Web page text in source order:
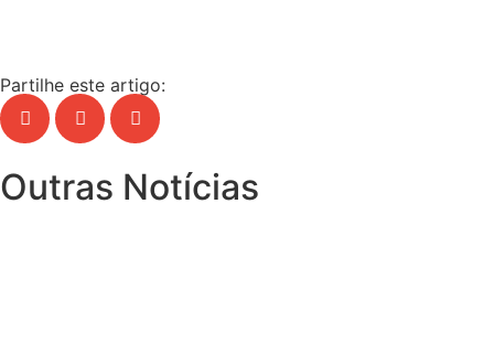
Partilhe este artigo:
Outras Notícias